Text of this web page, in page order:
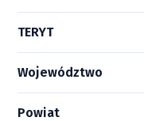
TERYT
Województwo
Powiat